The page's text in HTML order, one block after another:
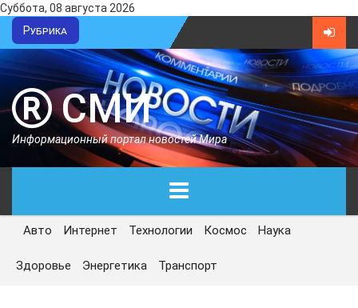
Суббота, 08 августа 2026
Рубрика
СМИ
Информационный портал новостей Мира
ГЛАВНАЯ
СЕГОДНЯ
Авто Интернет Технологии Космос Наука
Здоровье Энергетика Транспорт